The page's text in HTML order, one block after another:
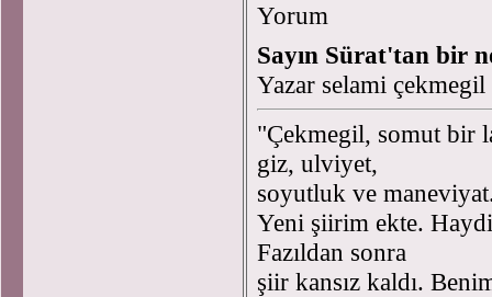
Yorum
Sayın Sürat'tan bir
Yazar selami
"Çekmegil, somut bir
giz, ulviyet,
soyutluk ve
Yeni şiirim ekte.
Fazıldan sonra
şiir kansız kaldı.